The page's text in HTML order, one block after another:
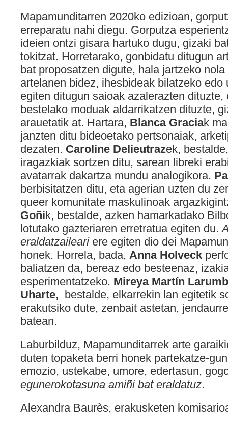
Mapamunditarren 2020ko edizioan,
erreparatu nahi diegu. Gorputza
ideien ontzi gisara hartuko dugu, gizaki
tokitzat. Horretarako, gonbidatu ditugun
bat proposatzen digute, hala jartzeko
artelanen bidez, ihesbideak bilatzeko edo
egiten ditugun saioak azalerazten
bestelako moduak aldarrikatzen dituzte,
arauetatik at. Hartara, Blanca Graciak
janzten ditu bideoetako pertsonaiak,
dezaten. Caroline Delieutrazek,
iragazkiak sortzen ditu, sarean libreki
avatarrak dakartza mundu analogikora.
berbisitatzen ditu, eta agerian uzten du
queer komunitate maskulinoak
Goñik, bestalde, azken hamarkadako
lotutako gazteriaren erretratua egiten du.
eraldatzaileariere egiten dio dei
honek. Horrela, bada, Anna Holveck
baliatzen da, bereaz edo besteenaz,
esperimentatzeko. Mireya Martín
Uharte, bestalde, elkarrekin lan egitetik
erakutsiko dute, zenbait astetan,
batean.
Laburbilduz, Mapamunditarrek arte
duten topaketa berri honek partekatze-
emozio, ustekabe, umore, edertasun,
egunerokotasuna amiñi bat eraldatuz.
Alexandra Baurès, erakusketen